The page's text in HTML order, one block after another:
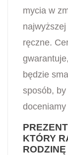
mycia w
ręczne.
będzie
sposób,
KTÓRY
RODZINĘ